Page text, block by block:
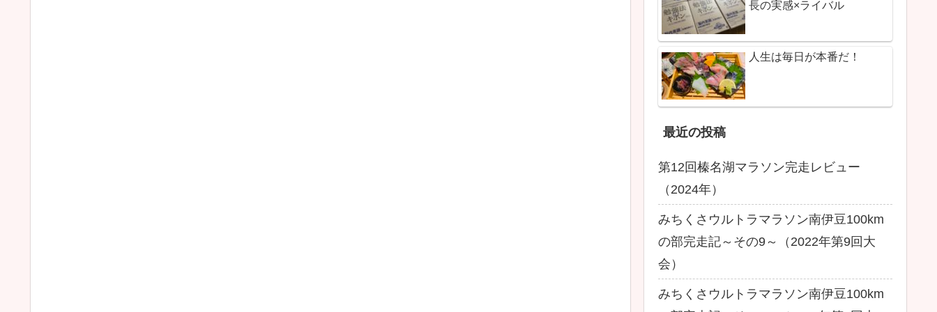
長の実感×ライバル
人生は毎日が本番だ！
最近の投稿
第12回榛名湖マラソン完走レビュー
（2024年）
みちくさウルトラマラソン南伊豆100km
の部完走記～その9～（2022年第9回大
会）
みちくさウルトラマラソン南伊豆100km